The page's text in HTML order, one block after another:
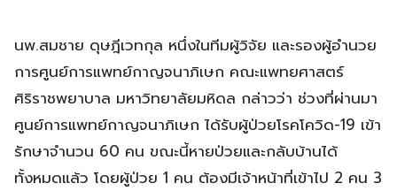
นพ.สมชาย ดุษฎีเวทกุล หนึ่งในทีมผู้วิจัย และรองผู้อำนวย
การศูนย์การแพทย์กาญจนาภิเษก คณะแพทยศาสตร์
ศิริราชพยาบาล มหาวิทยาลัยมหิดล กล่าวว่า ช่วงที่ผ่านมา
ศูนย์การแพทย์กาญจนาภิเษก ได้รับผู้ป่วยโรคโควิด-19 เข้า
รักษาจำนวน 60 คน ขณะนี้หายป่วยและกลับบ้านได้
ทั้งหมดแล้ว โดยผู้ป่วย 1 คน ต้องมีเจ้าหน้าที่เข้าไป 2 คน 3